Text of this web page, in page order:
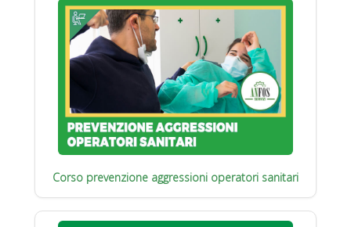
Corso prevenzione aggressioni operatori sanitari